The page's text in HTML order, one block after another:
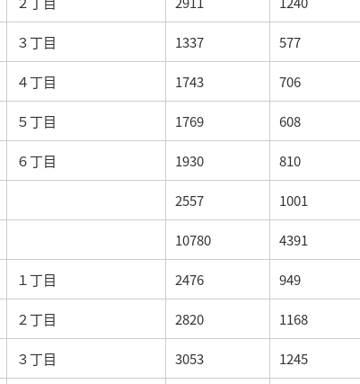
３丁目 1337 577
４丁目 1743 706
５丁目 1769 608
６丁目 1930 810
2557 1001
10780 4391
１丁目 2476 949
２丁目 2820 1168
３丁目 3053 1245